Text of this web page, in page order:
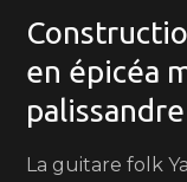
en épicéa
palissandre
La guitare folk